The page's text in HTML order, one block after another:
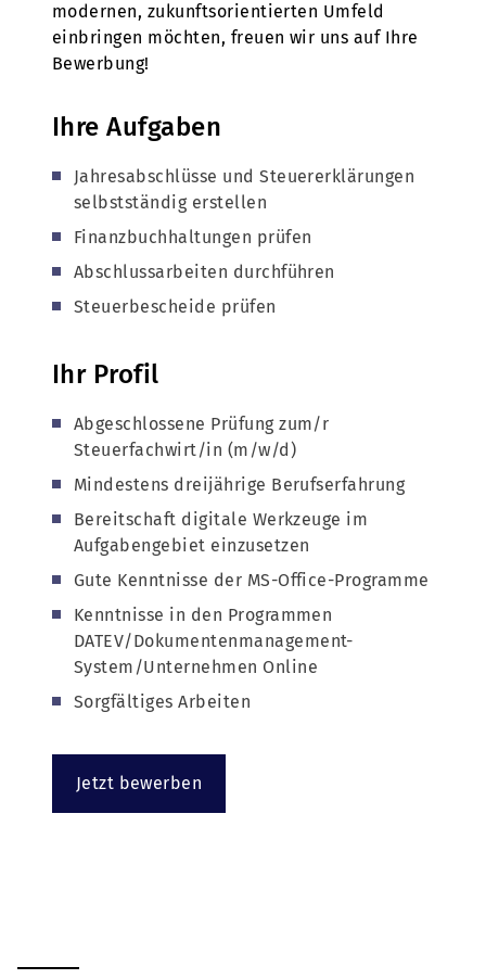
modernen, zukunftsorientierten Umfeld
einbringen möchten, freuen wir uns auf Ihre
Bewerbung!
Ihre Aufgaben
Jahresabschlüsse und Steuererklärungen
selbstständig erstellen
Finanzbuchhaltungen prüfen
Abschlussarbeiten durchführen
Steuerbescheide prüfen
Ihr Profil
Abgeschlossene Prüfung zum/r
Steuerfachwirt/in (m/w/d)
Mindestens dreijährige Berufserfahrung
Bereitschaft digitale Werkzeuge im
Aufgabengebiet einzusetzen
Gute Kenntnisse der MS-Office-Programme
Kenntnisse in den Programmen
DATEV/Dokumentenmanagement-
System/Unternehmen Online
Sorgfältiges Arbeiten
Jetzt bewerben